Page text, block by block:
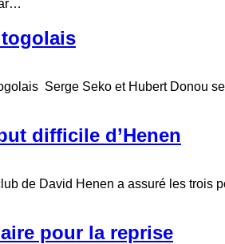
Serge Seko et Hubert Donou
difficile d’Henen
de David Henen a assuré les trois
pour la reprise